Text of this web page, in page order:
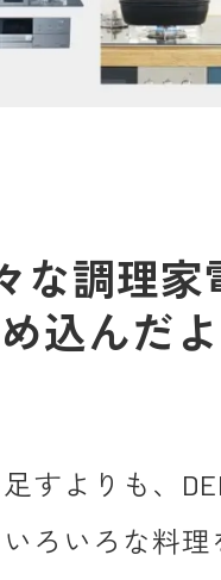
な調理
込んだ
すよりも、
ろいろな料